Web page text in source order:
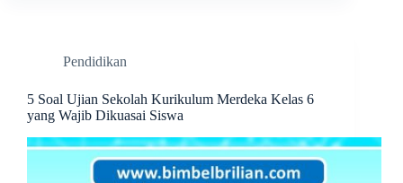
Pendidikan
5 Soal Ujian Sekolah Kurikulum Merdeka Kelas 6
yang Wajib Dikuasai Siswa